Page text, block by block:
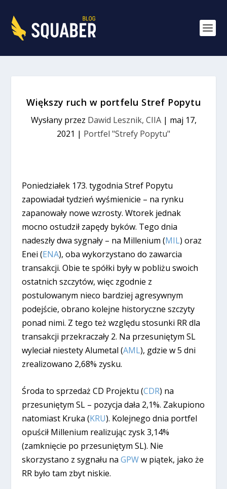
Większy ruch w portfelu Stref Popytu
Wysłany przez Dawid Lesznik, CIIA| maj 17,
2021 | Portfel "Strefy Popytu"
Poniedziałek 173. tygodnia Stref Popytu
zapowiadał tydzień wyśmienicie – na rynku
zapanowały nowe wzrosty. Wtorek jednak
mocno ostudził zapędy byków. Tego dnia
nadeszły dwa sygnały – na Millenium (MIL) oraz
Enei (ENA), oba wykorzystano do zawarcia
transakcji. Obie te spółki były w pobliżu swoich
ostatnich szczytów, więc zgodnie z
postulowanym nieco bardziej agresywnym
podejście, obrano kolejne historyczne szczyty
ponad nimi. Z tego też względu stosunki RR dla
transakcji przekraczały 2. Na przesuniętym SL
wyleciał niestety Alumetal (AML), gdzie w 5 dni
zrealizowano 2,68% zysku.
Środa to sprzedaż CD Projektu (CDR) na
przesuniętym SL – pozycja dała 2,1%. Zakupiono
natomiast Kruka (KRU). Kolejnego dnia portfel
opuścił Millenium realizując zysk 3,14%
(zamknięcie po przesuniętym SL). Nie
skorzystano z sygnału na GPWw piątek, jako że
RR było tam zbyt niskie.